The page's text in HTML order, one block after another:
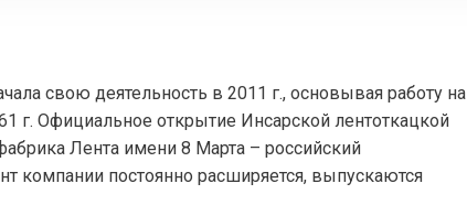
свою деятельность в 2011 г., основывая работу на
г. Официальное открытие Инсарской лентоткацкой
Лента имени 8 Марта – российский
компании постоянно расширяется, выпускаются